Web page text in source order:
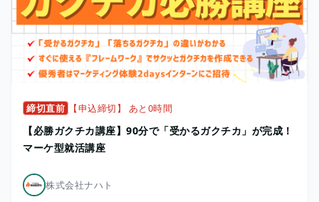
締切直前 【申込締切】 あと0時間
【必勝ガクチカ講座】90分で「受かるガクチカ」が完成！
マーケ型就活講座
株式会社ナハト